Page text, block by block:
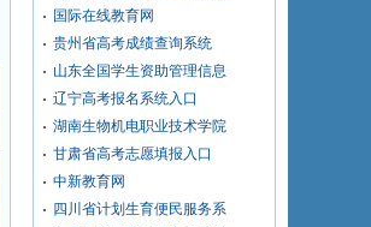
国际在线教育网
贵州省高考成绩查询系统
山东全国学生资助管理信息
辽宁高考报名系统入口
湖南生物机电职业技术学院
甘肃省高考志愿填报入口
中新教育网
四川省计划生育便民服务系